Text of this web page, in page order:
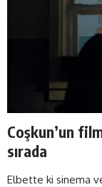
Coşkun’un
sırada
Elbette ki sinema